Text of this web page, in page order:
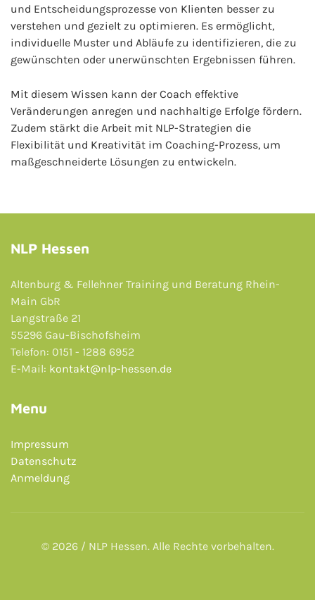
und Entscheidungsprozesse von Klienten besser zu
verstehen und gezielt zu optimieren. Es ermöglicht,
individuelle Muster und Abläufe zu identifizieren, die zu
gewünschten oder unerwünschten Ergebnissen führen.
Mit diesem Wissen kann der Coach effektive
Veränderungen anregen und nachhaltige Erfolge fördern.
Zudem stärkt die Arbeit mit NLP-Strategien die
Flexibilität und Kreativität im Coaching-Prozess, um
maßgeschneiderte Lösungen zu entwickeln.
NLP Hessen
Altenburg & Fellehner Training und Beratung Rhein-
Main GbR
Langstraße 21
55296 Gau-Bischofsheim
Telefon: 0151 - 1288 6952
E-Mail: kontakt@nlp-hessen.de
Menu
Impressum
Datenschutz
Anmeldung
© 2026 / NLP Hessen. Alle Rechte vorbehalten.